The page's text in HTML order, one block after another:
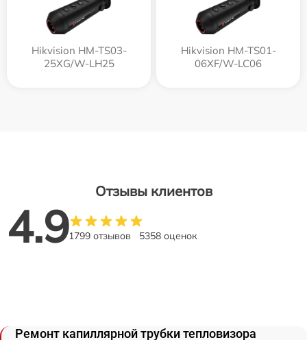
Hikvision HM-TS03-
25XG/W-LH25
Hikvision HM-TS01-
06XF/W-LC06
Отзывы клиентов
4.91799 отзывов 5358 оценок
Ремонт капиллярной трубки тепловизора